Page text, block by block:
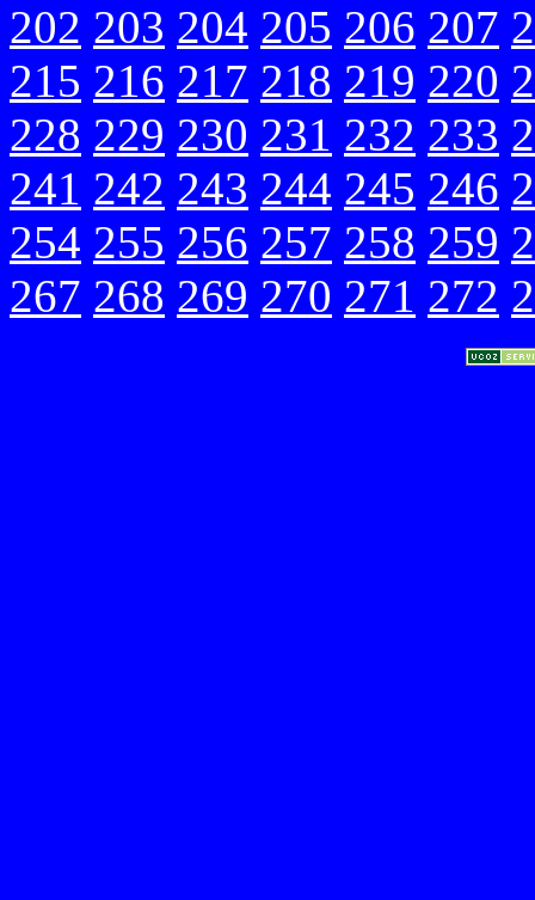
202 203 204 205 206 207
215 216 217 218 219 220
228 229 230 231 232 233
241 242 243 244 245 246
254 255 256 257 258 259
267 268 269 270 271 272